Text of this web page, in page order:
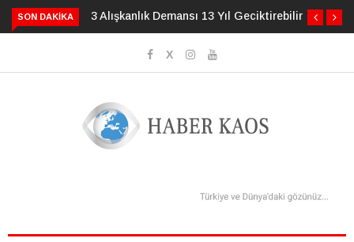
SON DAKIKA 3 Alışkanlık Demansı 13 Yıl Geciktirebilir